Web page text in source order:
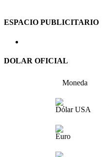
ESPACIO PUBLICITARIO
DOLAR OFICIAL
Moneda
Dólar USA
Euro